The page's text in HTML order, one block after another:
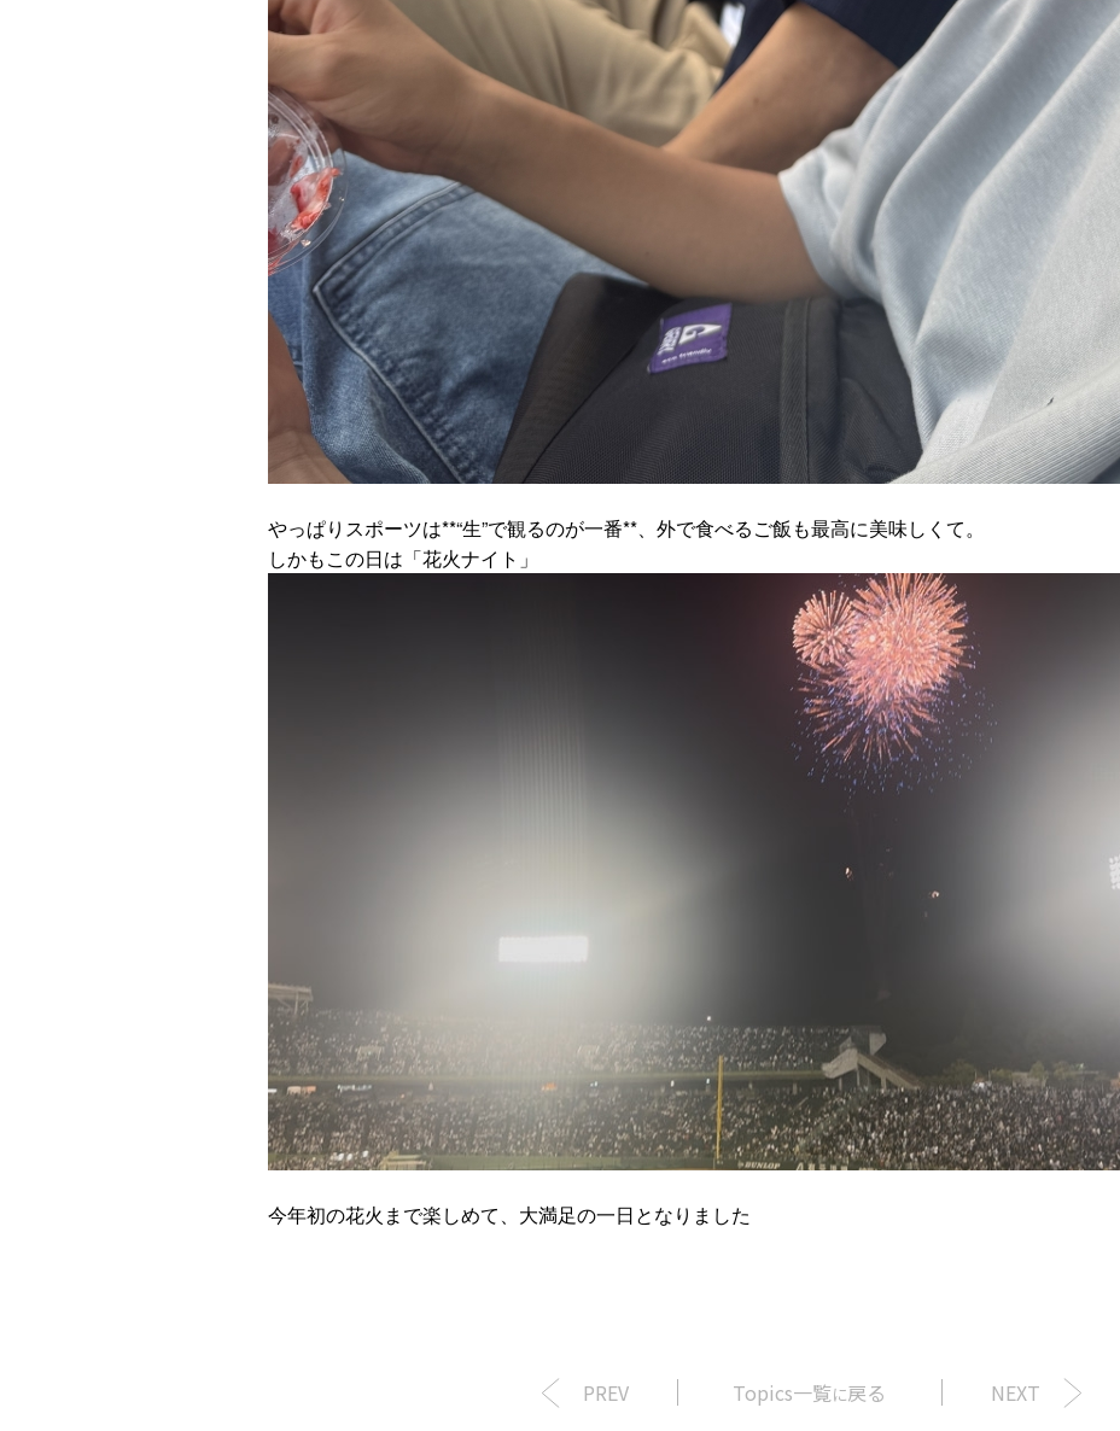
やっぱりスポーツは**“生”で観るのが一番**、 外で食べるご飯も最高に美味しくて。
しかもこの日は「花火ナイト」
今年初の花火まで楽しめて、大満足の一日となりました
PREV Topics一覧に戻る NEXT